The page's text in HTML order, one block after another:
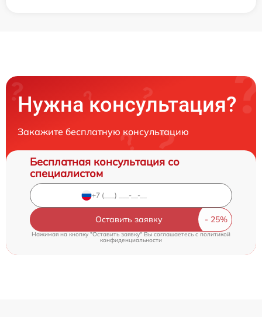
Нужна консультация?
Закажите бесплатную консультацию
Бесплатная консультация со
специалистом
Оставить заявку
Нажимая на кнопку "Оставить заявку" Вы соглашаетесь cполитикой
конфиденциальности